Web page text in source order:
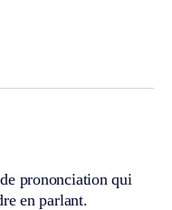
prononciation qui
en parlant.